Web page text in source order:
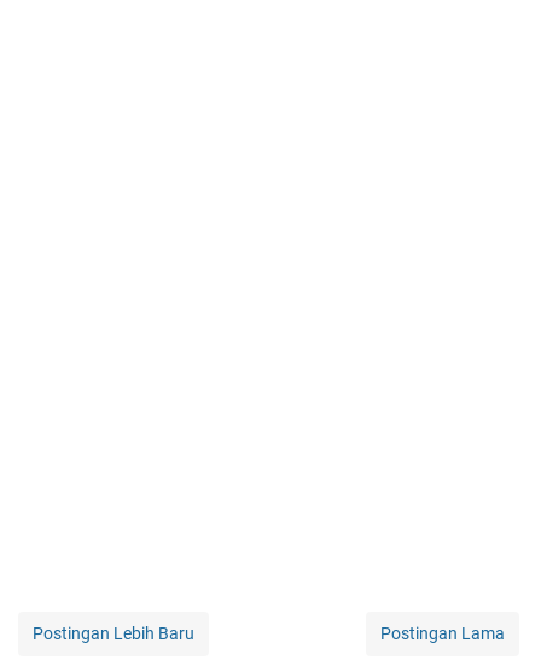
Postingan Lebih Baru Postingan Lama